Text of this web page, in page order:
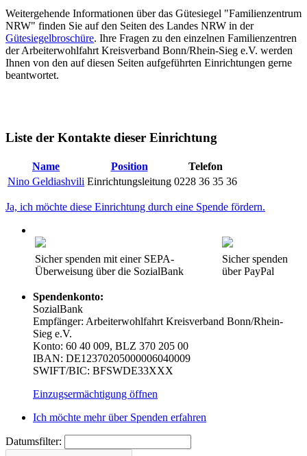
Weitergehende Informationen über das Gütesiegel "Familienzentrum
NRW" finden Sie auf den Seiten des Landes NRW in der
Gütesiegelbroschüre. Ihre Fragen zu den einzelnen Familienzentren
der Arbeiterwohlfahrt Kreisverband Bonn/Rhein-Sieg e.V. werden
Ihnen von den auf diesen Seiten aufgeführten Einrichtungen gerne
beantwortet.
Liste der Kontakte dieser Einrichtung
Name Position
Telefon
Nino Geldiashvili Einrichtungsleitung 0228 36 35 36
Ja, ich möchte diese Einrichtung durch eine Spende fördern.
Sicher spenden mit einer SEPA-
Überweisung über die SozialBank
Sicher spenden
über PayPal
Spendenkonto:
SozialBank
Empfänger: Arbeiterwohlfahrt Kreisverband Bonn/Rhein-
Sieg e.V.
Konto: 60 40 009, BLZ 370 205 00
IBAN: DE12370205000006040009
SWIFT/BIC: BFSWDE33XXX
Einzugsermächtigung öffnen
Ich möchte mehr über Spenden erfahren
Datumsfilter: